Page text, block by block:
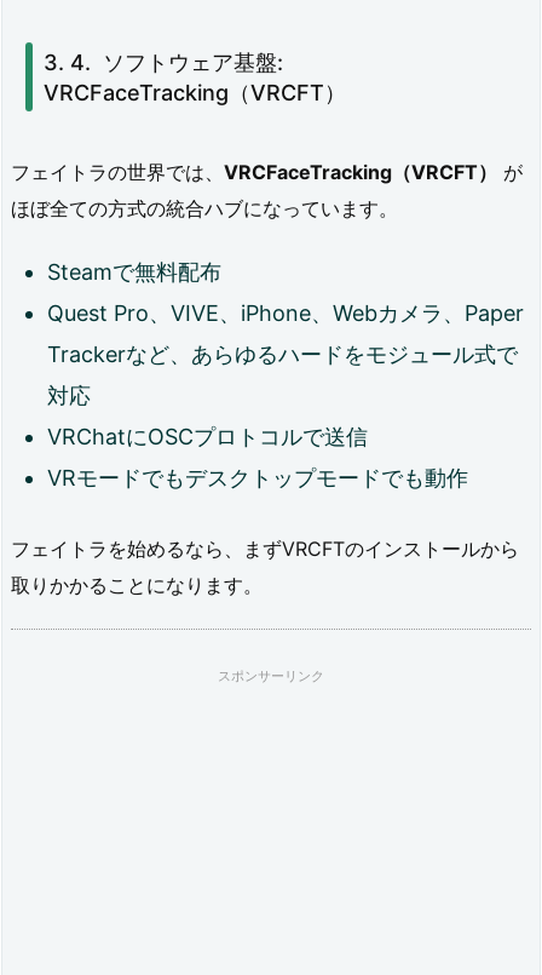
ソフトウェア基盤:
VRCFaceTracking（VRCFT）
フェイトラの世界では、 VRCFaceTracking（VRCFT）
が
ほぼ全ての方式の統合ハブになっています。
Steamで無料配布
Quest Pro、VIVE、iPhone、Webカメラ、Paper
Trackerなど、あらゆるハードをモジュール式で
対応
VRChatにOSCプロトコルで送信
VRモードでもデスクトップモードでも動作
フェイトラを始めるなら、まずVRCFTのインストールから
取りかかることになります。
スポンサーリンク